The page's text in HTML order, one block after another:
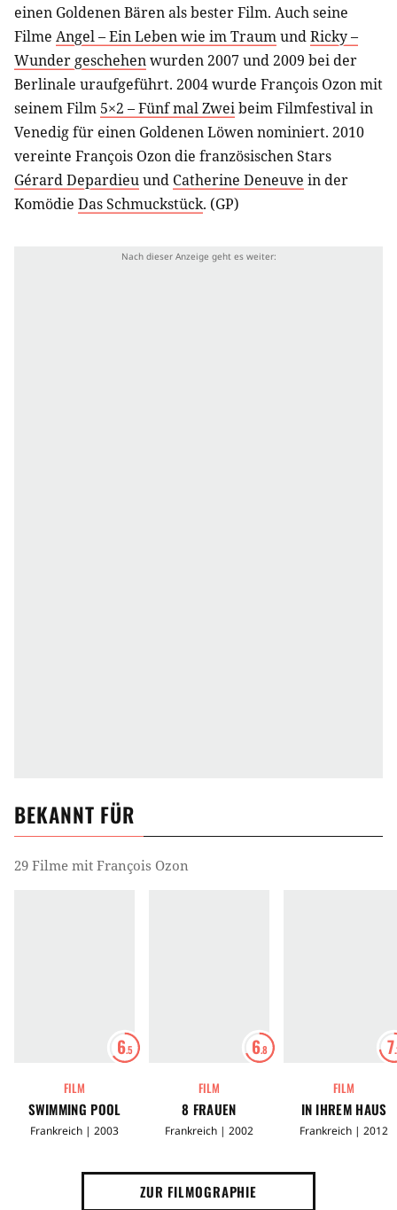
einen Goldenen Bären als bester Film. Auch seine
Filme Angel – Ein Leben wie im TraumundRicky –
Wunder geschehenwurden 2007 und 2009 bei der
Berlinale uraufgeführt. 2004 wurde François Ozon mit
seinem Film 5×2 – Fünf mal Zweibeim Filmfestival in
Venedig für einen Goldenen Löwen nominiert. 2010
vereinte François Ozon die französischen Stars
Gérard Depardieuund Catherine Deneuve in der
Komödie Das Schmuckstück. (GP)
BEKANNT FÜR
29 Filme mit François Ozon
6.5
FILM
SWIMMING POOL
Frankreich | 2003
6.8
FILM
8 FRAUEN
Frankreich | 2002
7
FILM
IN IHREM HAUS
Frankreich | 2012
ZUR FILMOGRAPHIE